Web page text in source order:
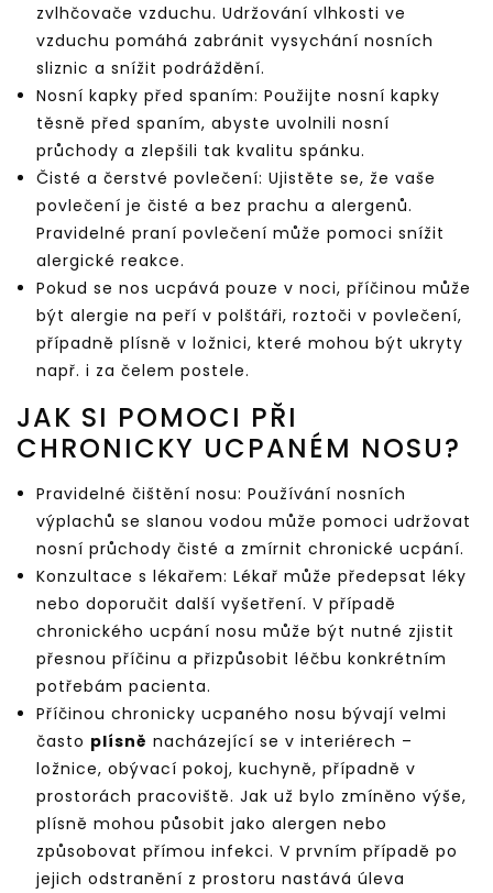
zvlhčovače vzduchu. Udržování vlhkosti ve
vzduchu pomáhá zabránit vysychání nosních
sliznic a snížit podráždění.
Nosní kapky před spaním: Použijte nosní kapky
těsně před spaním, abyste uvolnili nosní
průchody a zlepšili tak kvalitu spánku.
Čisté a čerstvé povlečení: Ujistěte se, že vaše
povlečení je čisté a bez prachu a alergenů.
Pravidelné praní povlečení může pomoci snížit
alergické reakce.
Pokud se nos ucpává pouze v noci, příčinou může
být alergie na peří v polštáři, roztoči v povlečení,
případně plísně v ložnici, které mohou být ukryty
např. i za čelem postele.
JAK SI POMOCI PŘI
CHRONICKY UCPANÉM NOSU?
Pravidelné čištění nosu: Používání nosních
výplachů se slanou vodou může pomoci udržovat
nosní průchody čisté a zmírnit chronické ucpání.
Konzultace s lékařem: Lékař může předepsat léky
nebo doporučit další vyšetření. V případě
chronického ucpání nosu může být nutné zjistit
přesnou příčinu a přizpůsobit léčbu konkrétním
potřebám pacienta.
Příčinou chronicky ucpaného nosu bývají velmi
často plísně nacházející se v interiérech –
ložnice, obývací pokoj, kuchyně, případně v
prostorách pracoviště. Jak už bylo zmíněno výše,
plísně mohou působit jako alergen nebo
způsobovat přímou infekci. V prvním případě po
jejich odstranění z prostoru nastává úleva